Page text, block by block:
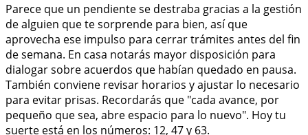
Parece que un pendiente se destraba gracias a la gestión
de alguien que te sorprende para bien, así que
aprovecha ese impulso para cerrar trámites antes del fin
de semana. En casa notarás mayor disposición para
dialogar sobre acuerdos que habían quedado en pausa.
También conviene revisar horarios y ajustar lo necesario
para evitar prisas. Recordarás que "cada avance, por
pequeño que sea, abre espacio para lo nuevo". Hoy tu
suerte está en los números: 12, 47 y 63.